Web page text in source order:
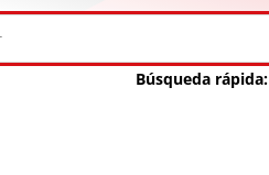
Búsqueda rápida: